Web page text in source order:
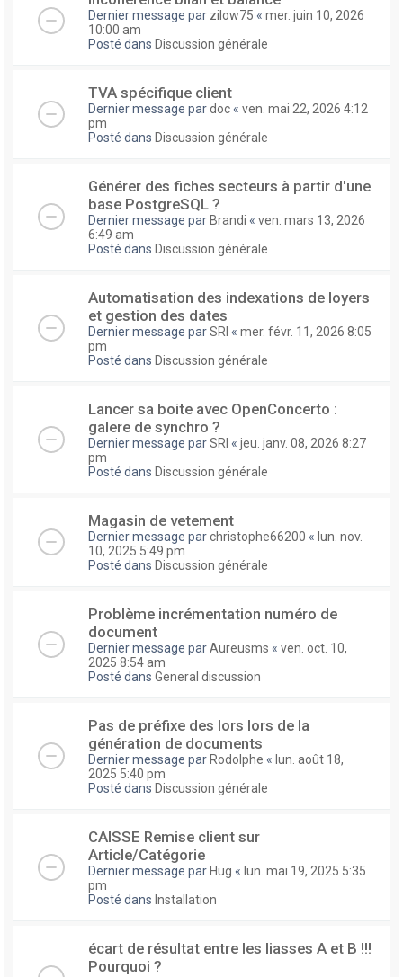
Dernier message par zilow75 « mer. juin 10, 2026
10:00 am
Posté dans Discussion générale
TVA spécifique client
Dernier message pardoc « ven. mai 22, 2026 4:12
pm
Posté dans Discussion générale
Générer des fiches secteurs à partir d'une
base PostgreSQL ?
Dernier message par Brandi « ven. mars 13, 2026
6:49 am
Posté dans Discussion générale
Automatisation des indexations de loyers
et gestion des dates
Dernier message parSRI « mer. févr. 11, 2026 8:05
pm
Posté dans Discussion générale
Lancer sa boite avec OpenConcerto :
galere de synchro ?
Dernier message parSRI « jeu. janv. 08, 2026 8:27
pm
Posté dans Discussion générale
Magasin de vetement
Dernier message parchristophe66200 « lun. nov.
10, 2025 5:49 pm
Posté dans Discussion générale
Problème incrémentation numéro de
document
Dernier message parAureusms « ven. oct. 10,
2025 8:54 am
Posté dans General discussion
Pas de préfixe des lors lors de la
génération de documents
Dernier message par Rodolphe « lun. août 18,
2025 5:40 pm
Posté dans Discussion générale
CAISSE Remise client sur
Article/Catégorie
Dernier message par Hug « lun. mai 19, 2025 5:35
pm
Posté dans Installation
écart de résultat entre les liasses A et B !!!
Pourquoi ?